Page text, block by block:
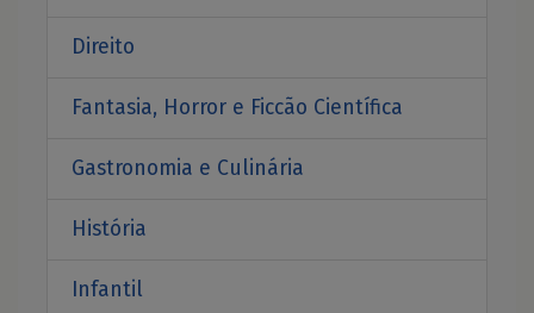
Direito
Fantasia, Horror e Ficcão Científica
Gastronomia e Culinária
História
Infantil